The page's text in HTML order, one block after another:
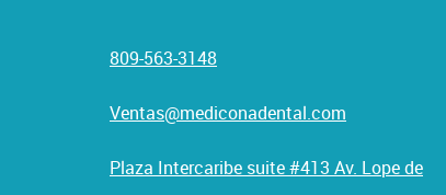
809-563-3148
Ventas@mediconadental.com
Plaza Intercaribe suite #413 Av. Lope de